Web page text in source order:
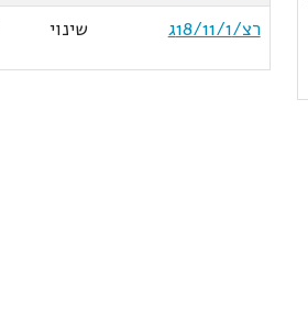
רצ/18/11/1ג
שינוי